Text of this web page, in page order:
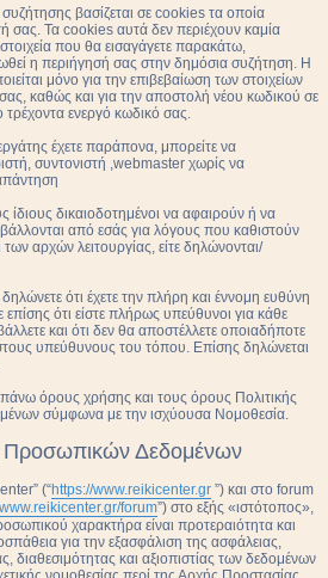
βασίζεται σε cookies τα οποία
σας. Τα cookies αυτά δεν περιέχουν καμία
που θα εισαγάγετε παρακάτω,
η περιήγησή σας στην δημόσια συζήτηση. Η
μόνο για την επιβεβαίωση των στοιχείων
καθώς και για την αποστολή νέου κωδικού σε
ενεργό κωδικό σας.
έχετε παράπονα, μπορείτε να
συντονιστή ,webmaster χωρίς να
ίδιους δικαιοδοτημένοι να αφαιρούν ή να
από εσάς για λόγους που καθιστούν
αρχών λειτουργίας, είτε δηλώνονται/
ότι έχετε την πλήρη και έννομη ευθύνη
ότι είστε πλήρως υπεύθυνοι για κάθε
και ότι δεν θα αποστέλλετε οποιαδήποτε
υπεύθυνους του τόπου. Επίσης δηλώνεται
όρους χρήσης και τους όρους Πολιτικής
σύμφωνα με την ισχύουσα Νομοθεσία.
Προσωπικών Δεδομένων
(“https://www.reikicenter.gr ”) και στο forum
forum”) στο εξής «ιστότοπος»,
χαρακτήρα είναι προτεραιότητα και
για την εξασφάλιση της ασφάλειας,
διαθεσιμότητας και αξιοπιστίας των δεδομένων